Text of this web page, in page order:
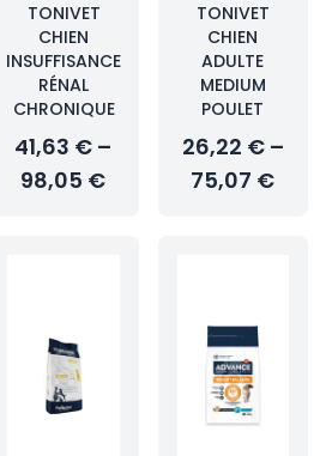
TONIVET
CHIEN
INSUFFISANCE
RÉNAL
CHRONIQUE
41,63 € –
98,05 €
TONIVET
CHIEN
ADULTE
MEDIUM
POULET
26,22 € –
75,07 €